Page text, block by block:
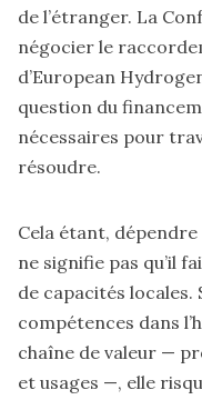
de l’étranger. La
négocier le
d’European
question du
nécessaires pour
résoudre.
Cela étant,
ne signifie pas qu’il
de capacités locales.
compétences dans
chaîne de valeur —
et usages —, elle